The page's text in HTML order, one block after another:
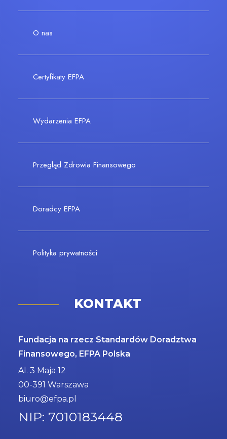
O nas
Certyfikaty EFPA
Wydarzenia EFPA
Przegląd Zdrowia Finansowego
Doradcy EFPA
Polityka prywatności
KONTAKT
Fundacja na rzecz Standardów Doradztwa
Finansowego, EFPA Polska
Al. 3 Maja 12
00-391 Warszawa
biuro@efpa.pl
NIP: 7010183448